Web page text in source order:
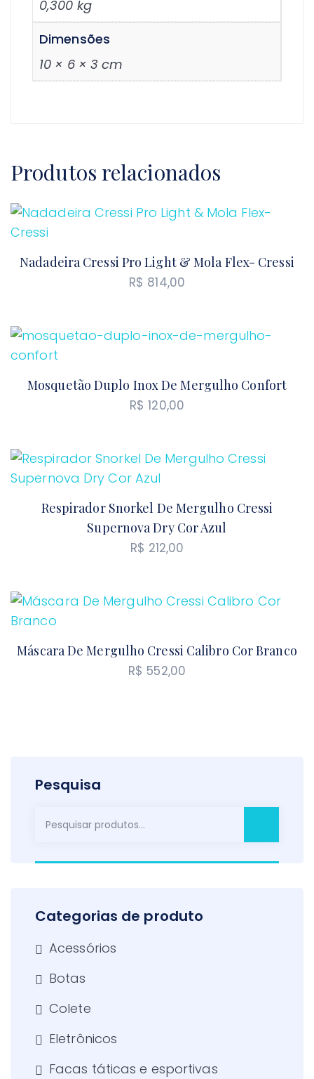
0,300 kg
Dimensões
10 × 6 × 3 cm
Produtos relacionados
Nadadeira Cressi Pro Light & Mola Flex- Cressi
R$ 814,00
Mosquetão Duplo Inox De Mergulho Confort
R$ 120,00
Respirador Snorkel De Mergulho Cressi
Supernova Dry Cor Azul
R$ 212,00
Máscara De Mergulho Cressi Calibro Cor Branco
R$ 552,00
Pesquisa
Pesquisar
Categorias de produto
Acessórios
Botas
Colete
Eletrônicos
Facas táticas e esportivas